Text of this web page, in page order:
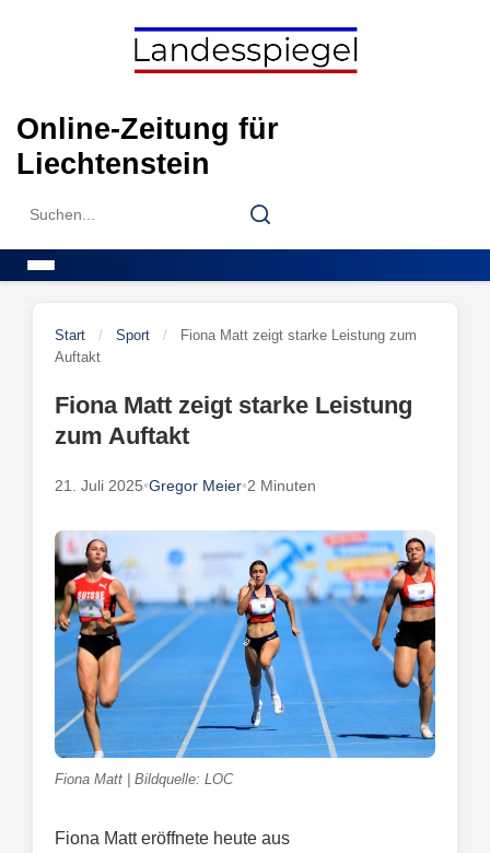
Online-Zeitung für
Liechtenstein
Search
Search
Start / Sport /
Fiona Matt zeigt starke Leistung zum
Auftakt
Fiona Matt zeigt starke Leistung
zum Auftakt
21. Juli 2025•Gregor Meier•2 Minuten
Fiona Matt | Bildquelle: LOC
Fiona Matt eröffnete heute aus